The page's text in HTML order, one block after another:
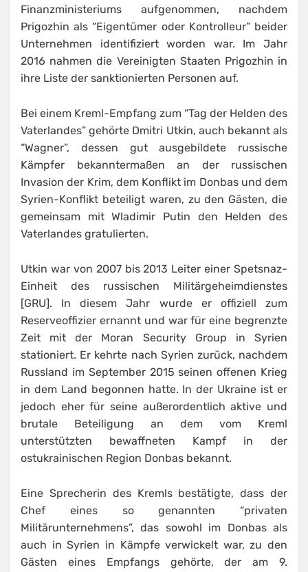
Finanzministeriums aufgenommen, nachdem
Prigozhin als “Eigentümer oder Kontrolleur” beider
Unternehmen identifiziert worden war. Im Jahr
2016 nahmen die Vereinigten Staaten Prigozhin in
ihre Liste der sanktionierten Personen auf.
Bei einem Kreml-Empfang zum “Tag der Helden des
Vaterlandes” gehörte Dmitri Utkin, auch bekannt als
“Wagner”, dessen gut ausgebildete russische
Kämpfer bekanntermaßen an der russischen
Invasion der Krim, dem Konflikt im Donbas und dem
Syrien-Konflikt beteiligt waren, zu den Gästen, die
gemeinsam mit Wladimir Putin den Helden des
Vaterlandes gratulierten.
Utkin war von 2007 bis 2013 Leiter einer Spetsnaz-
Einheit des russischen Militärgeheimdienstes
[GRU]. In diesem Jahr wurde er offiziell zum
Reserveoffizier ernannt und war für eine begrenzte
Zeit mit der Moran Security Group in Syrien
stationiert. Er kehrte nach Syrien zurück, nachdem
Russland im September 2015 seinen offenen Krieg
in dem Land begonnen hatte. In der Ukraine ist er
jedoch eher für seine außerordentlich aktive und
brutale Beteiligung an dem vom Kreml
unterstützten bewaffneten Kampf in der
ostukrainischen Region Donbas bekannt.
Eine Sprecherin des Kremls bestätigte, dass der
Chef eines so genannten “privaten
Militärunternehmens”, das sowohl im Donbas als
auch in Syrien in Kämpfe verwickelt war, zu den
Gästen eines Empfangs gehörte, der am 9.